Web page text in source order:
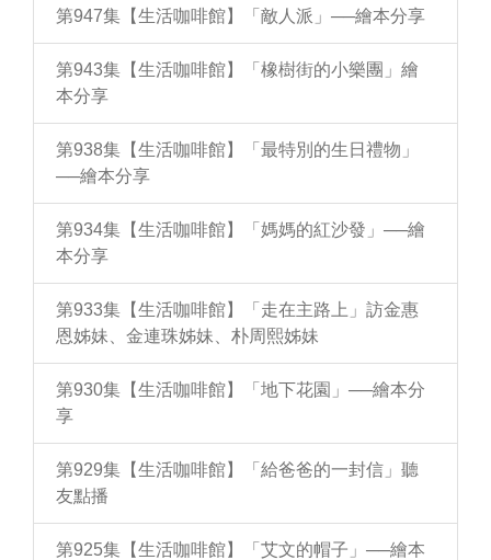
第947集【生活咖啡館】「敵人派」──繪本分享
第943集【生活咖啡館】「橡樹街的小樂團」繪
本分享
第938集【生活咖啡館】「最特別的生日禮物」
──繪本分享
第934集【生活咖啡館】「媽媽的紅沙發」──繪
本分享
第933集【生活咖啡館】「走在主路上」訪金惠
恩姊妹、金連珠姊妹、朴周熙姊妹
第930集【生活咖啡館】「地下花園」──繪本分
享
第929集【生活咖啡館】「給爸爸的一封信」聽
友點播
第925集【生活咖啡館】「艾文的帽子」──繪本